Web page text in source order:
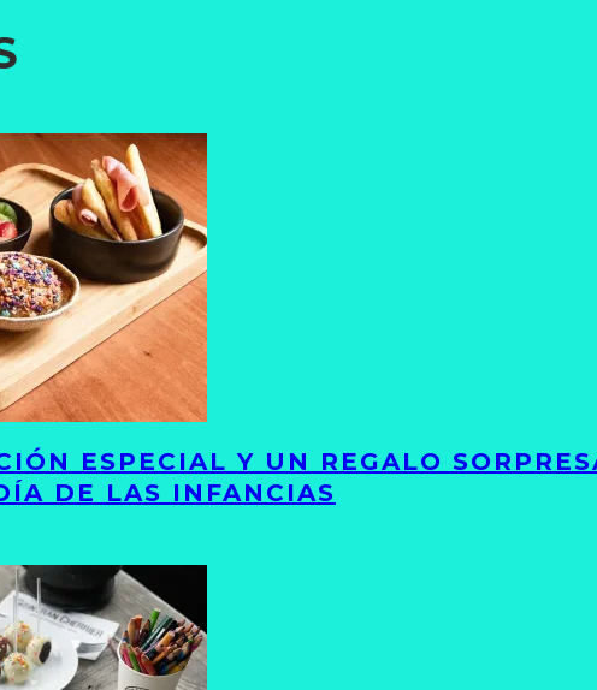
ESPECIAL Y UN REGALO
DE LAS INFANCIAS